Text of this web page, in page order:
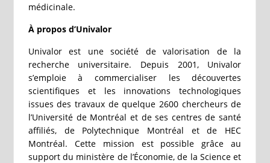
médicinale.
À propos d’Univalor
Univalor est une société de valorisation de la
recherche universitaire. Depuis 2001, Univalor
s’emploie à commercialiser les découvertes
scientifiques et les innovations technologiques
issues des travaux de quelque 2600 chercheurs de
l’Université de Montréal et de ses centres de santé
affiliés, de Polytechnique Montréal et de HEC
Montréal. Cette mission est possible grâce au
support du ministère de l’Économie, de la Science et